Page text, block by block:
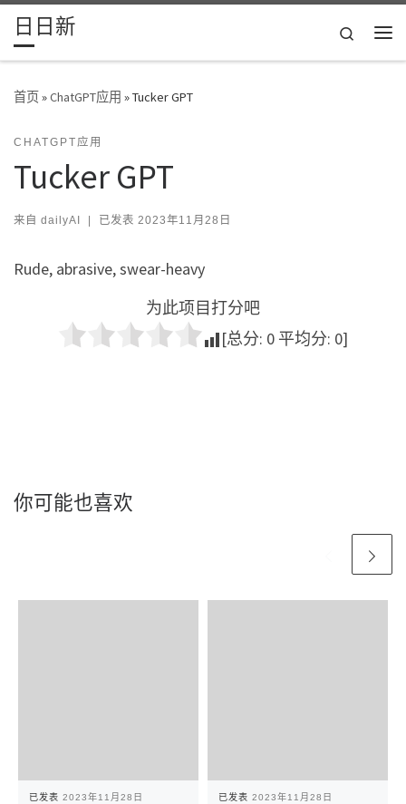
Skip to content
日日新
Search
首页»ChatGPT应用 »Tucker GPT
CHATGPT应用
Tucker GPT
来自 dailyAI | 已发表 2023年11月28日
Rude, abrasive, swear-heavy
为此项目打分吧
[总分: 0 平均分: 0]
你可能也喜欢
已发表 2023年11月28日 已发表 2023年11月28日